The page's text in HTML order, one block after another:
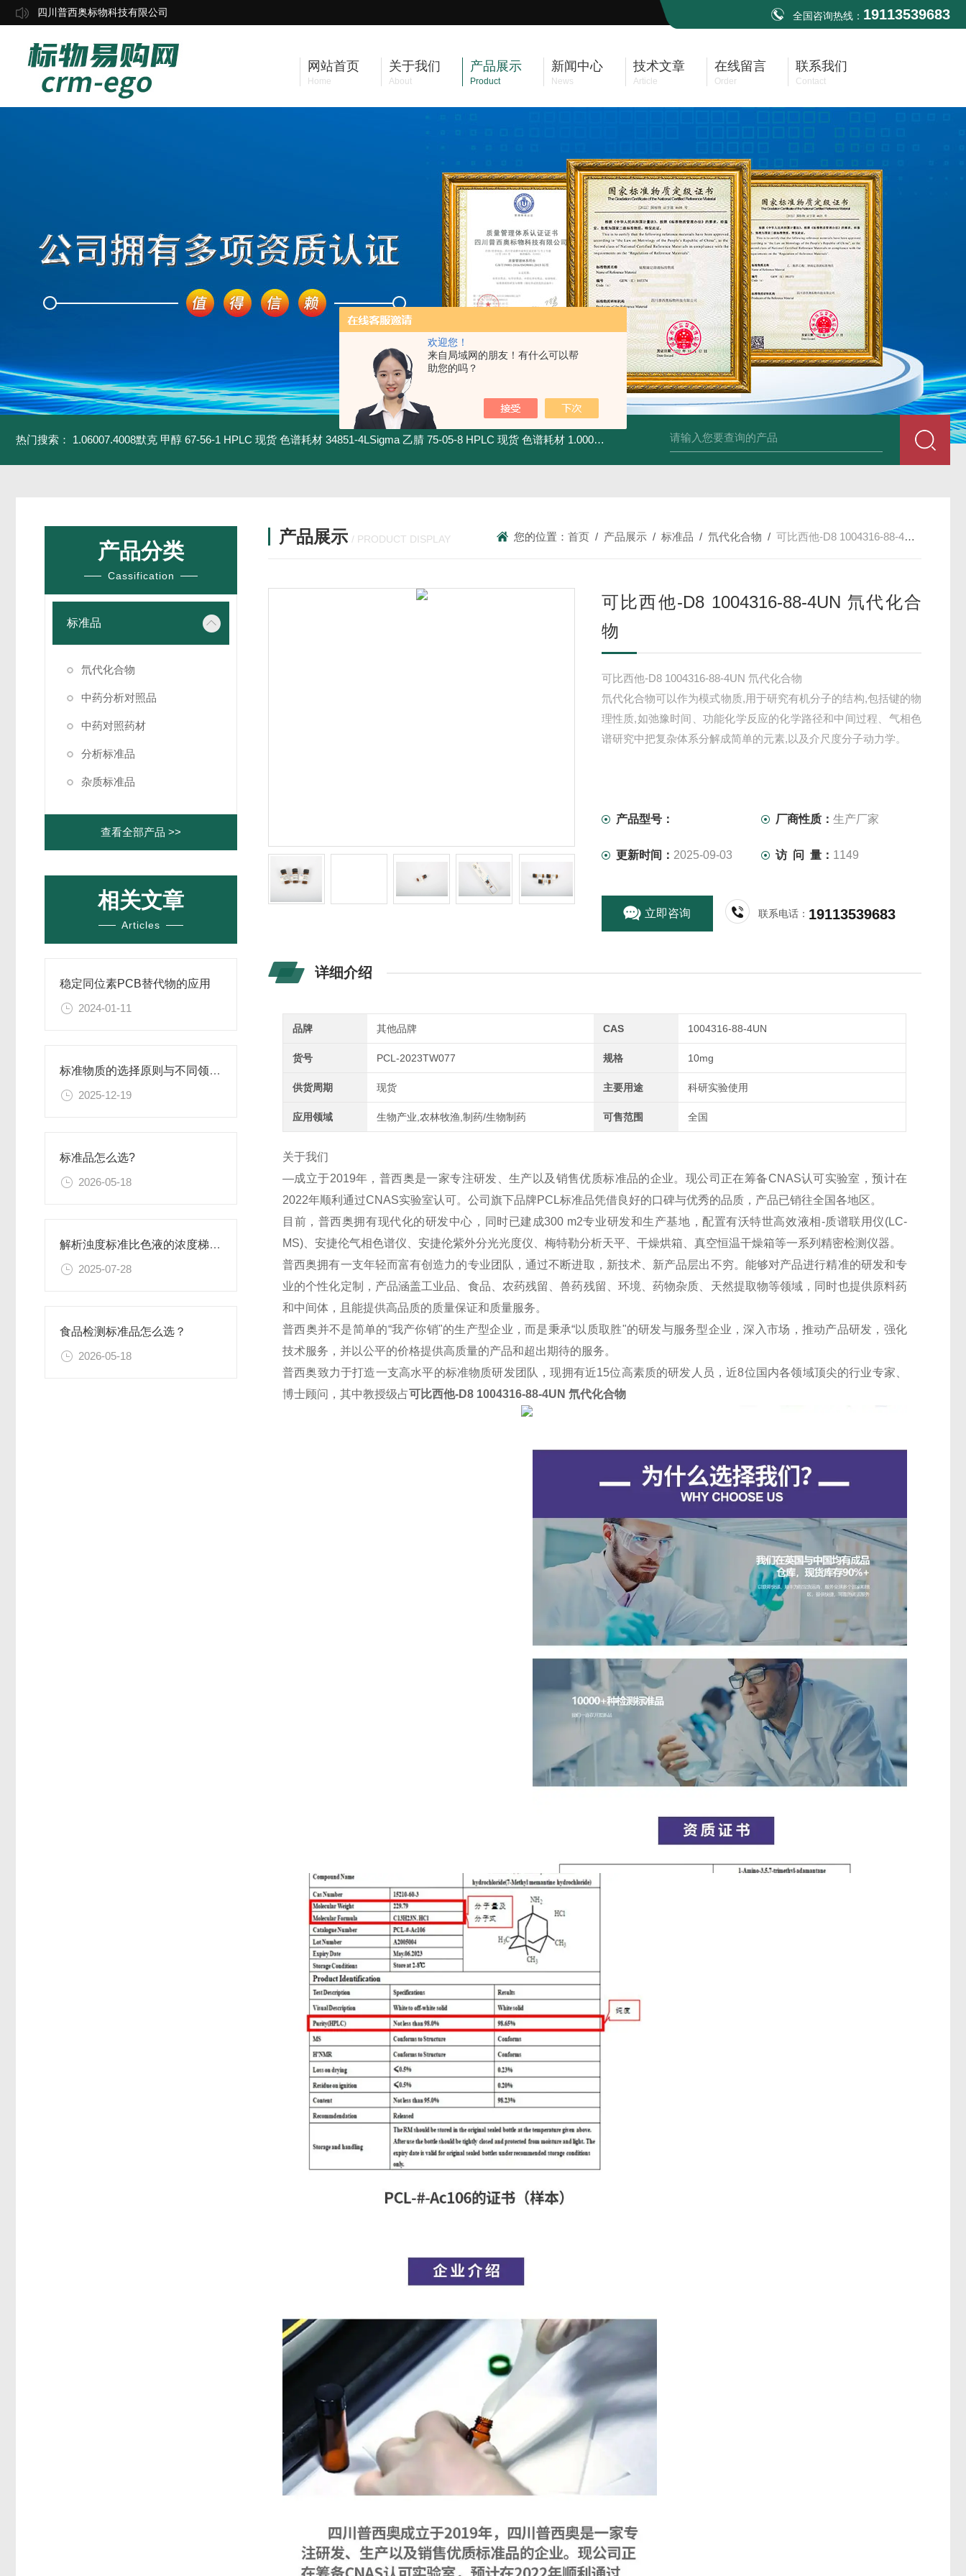
欢迎您！
来自局域网的朋友！有什么可以帮
助您的吗？
四川普西奥标物科技有限公司 全国咨询热线： 19113539683
网站首页
Home
关于我们
About
产品展示
Product
新闻中心
News
技术文章
Article
在线留言
Order
联系我们
Contact
热门搜索： 1.06007.4008默克 甲醇 67-56-1 HPLC 现货 色谱耗材 34851-4LSigma 乙腈 75-05-8 HPLC 现货 色谱耗材 1.00030.4008默克 乙腈 75-05-8 HPLC 现货 色谱耗材 34860-4L-Rsigma 甲醇 67-
产品分类
Cassification
标准品
氘代化合物
中药分析对照品
中药对照药材
分析标准品
杂质标准品
查看全部产品 >>
相关文章
Articles
稳定同位素PCB替代物的应用
2024-01-11
标准物质的选择原则与不同领域应用匹配性分析
2025-12-19
标准品怎么选?
2026-05-18
解析浊度标准比色液的浓度梯度与配比
2025-07-28
食品检测标准品怎么选？
2026-05-18
产品展示 / PRODUCT DISPLAY 您的位置：首页 / 产品展示 /标准品 /氘代化合物 /可比西他-D8 1004316-88-4UN 氘代化合物
可比西他-D8 1004316-88-4UN 氘代化合
物
可比西他-D8 1004316-88-4UN 氘代化合物
氘代化合物可以作为模式物质,用于研究有机分子的结构,包括键的物
理性质,如弛豫时间、功能化学反应的化学路径和中间过程、气相色
谱研究中把复杂体系分解成简单的元素,以及介尺度分子动力学。
产品型号： 厂商性质：生产厂家
更新时间： 2025-09-03 访 问 量： 1149
立即咨询 联系电话： 19113539683
详细介绍
品牌 其他品牌 CAS 1004316-88-4UN
货号 PCL-2023TW077 规格 10mg
供货周期 现货 主要用途 科研实验使用
应用领域 生物产业,农林牧渔,制药/生物制药 可售范围 全国
关于我们
—成立于2019年，普西奥是一家专注研发、生产以及销售优质标准品的企业。现公司正在筹备CNAS认可实验室，预计在
2022年顺利通过CNAS实验室认可。公司旗下品牌PCL标准品凭借良好的口碑与优秀的品质，产品已销往全国各地区。
目前，普西奥拥有现代化的研发中心，同时已建成300 m2专业研发和生产基地，配置有沃特世高效液相-质谱联用仪(LC-
MS)、安捷伦气相色谱仪、安捷伦紫外分光光度仪、梅特勒分析天平、干燥烘箱、真空恒温干燥箱等一系列精密检测仪器。
普西奥拥有一支年轻而富有创造力的专业团队，通过不断进取，新技术、新产品层出不穷。能够对产品进行精准的研发和专
业的个性化定制，产品涵盖工业品、食品、农药残留、兽药残留、环境、药物杂质、天然提取物等领域，同时也提供原料药
和中间体，且能提供高品质的质量保证和质量服务。
普西奥并不是简单的“我产你销"的生产型企业，而是秉承“以质取胜"的研发与服务型企业，深入市场，推动产品研发，强化
技术服务，并以公平的价格提供高质量的产品和超出期待的服务。
普西奥致力于打造一支高水平的标准物质研发团队，现拥有近15位高素质的研发人员，近8位国内各领域顶尖的行业专家、
博士顾问，其中教授级占可比西他-D8 1004316-88-4UN 氘代化合物